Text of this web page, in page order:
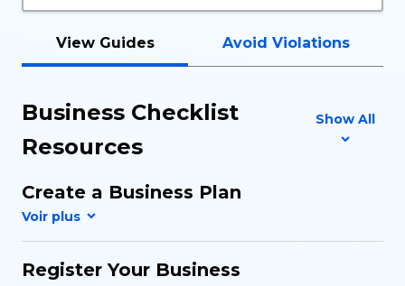
View Guides Avoid Violations
Business Checklist
Resources
Show All
Create a Business Plan
Register Your Business